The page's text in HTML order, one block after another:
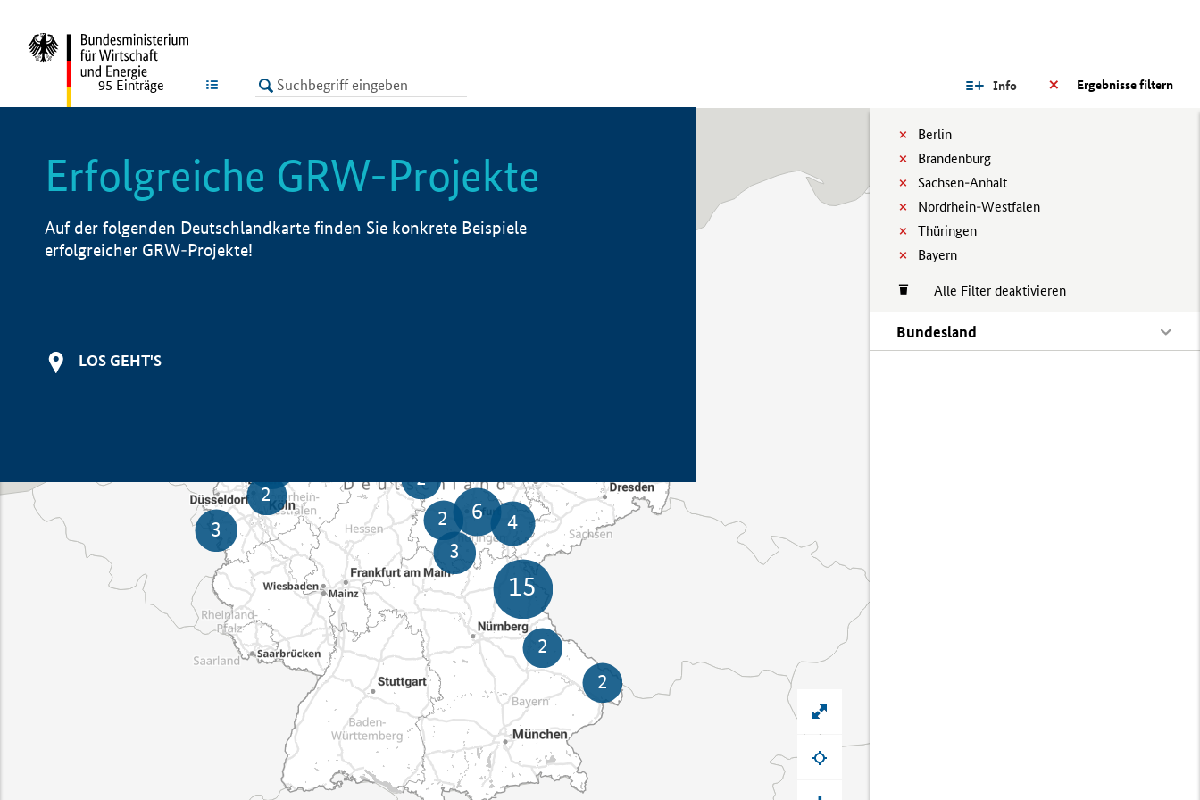
LISTE Ergebnisse filtern
Info
Berlin
Brandenburg
Sachsen-Anhalt
Nordrhein-Westfalen
Thüringen
Bayern
Alle Filter deaktivieren
Bundesland
95 Einträge
Erfolgreiche GRW-Projekte
Auf der folgenden Deutschlandkarte finden Sie konkrete Beispiele
erfolgreicher GRW-Projekte!
LOS GEHT'S